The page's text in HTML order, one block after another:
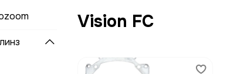
Vision FC